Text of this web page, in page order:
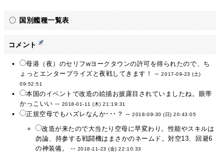
国別艦種一覧表
コメント
母港（夜）のセリフwヨークタウンの許可を得られたので、ち
ょっとエンタープライズと夜戦してきます！ --2017-09-23 (土)
09:52:51
本国のイベントで改造の絵描お披露目されていましたね。眼帯
かっこいい -- 2018-01-11 (木) 21:19:31
正規空母でもハズレなんか･･･？ --2018-09-30 (日) 20:43:05
改造が来たので大当たり空母に早変わり。性能やスキルは
勿論、持参する戦闘機はまさかのネームド。対空13、回避6
の神装備。 -- 2018-11-23 (金) 22:10:33